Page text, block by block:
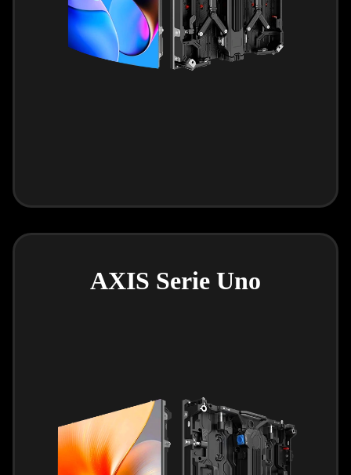
AXIS Serie Uno